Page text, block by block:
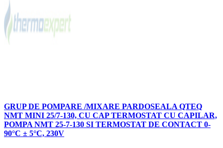
GRUP DE POMPARE /MIXARE PARDOSEALA QTEQ
NMT MINI 25/7-130, CU CAP TERMOSTAT CU CAPILAR,
POMPA NMT 25-7-130 SI TERMOSTAT DE CONTACT 0-
90°C ± 5°C, 230V